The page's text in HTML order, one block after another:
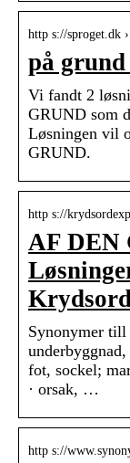
http s://sproget.dk
på
Vi fandt 2
GRUND som
Løsningen vil
GRUND.
http s://
AF DEN
Synonymer till
fot, sockel;
· orsak, …
http s://